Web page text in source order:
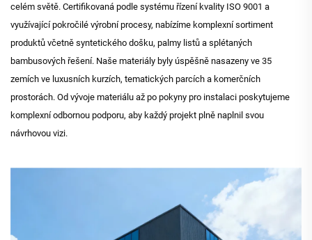
celém světě. Certifikovaná podle systému řízení kvality ISO 9001 a
využívající pokročilé výrobní procesy, nabízíme komplexní sortiment
produktů včetně syntetického došku, palmy listů a splétaných
bambusových řešení. Naše materiály byly úspěšně nasazeny ve 35
zemích ve luxusních kurzích, tematických parcích a komerčních
prostorách. Od vývoje materiálu až po pokyny pro instalaci poskytujeme
komplexní odbornou podporu, aby každý projekt plně naplnil svou
návrhovou vizi.